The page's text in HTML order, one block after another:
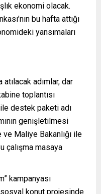
ekonomi olacak.
bu hafta attığı
yansımaları
adımlar, dar
toplantısı
destek paketi adı
genişletilmesi
Maliye Bakanlığı ile
çalışma masaya
kampanyası
sosyal konut projesinde